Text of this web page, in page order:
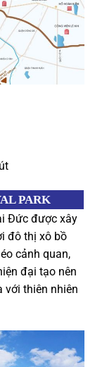
PARK
Đức được xây
đô thị xô bồ
cảnh quan,
đại tạo nên
với thiên nhiên